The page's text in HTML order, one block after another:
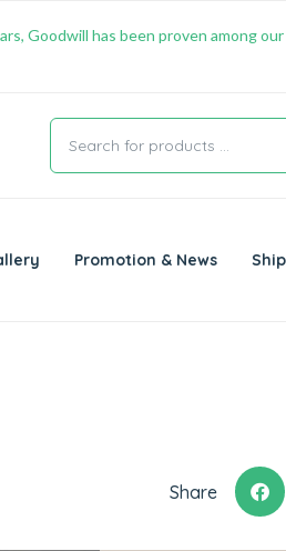
Goodwill has been proven among
Promotion & News
Share